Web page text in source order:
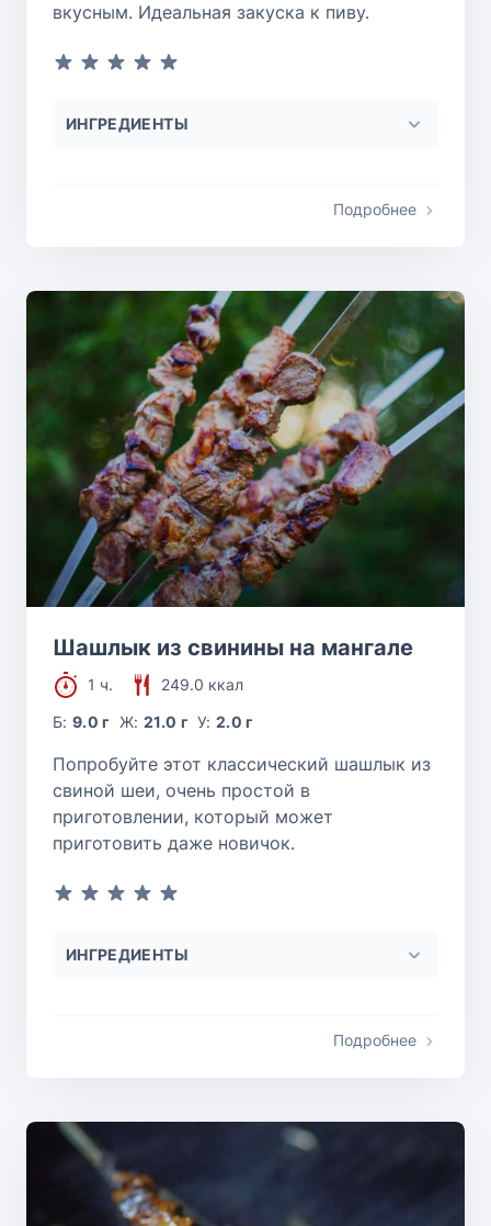
вкусным. Идеальная закуска к пиву.
ИНГРЕДИЕНТЫ
Подробнее
Шашлык из свинины на мангале
1 ч.
249.0 ккал
Б:9.0 г Ж: 21.0 г У:2.0 г
Попробуйте этот классический шашлык из
свиной шеи, очень простой в
приготовлении, который может
приготовить даже новичок.
ИНГРЕДИЕНТЫ
Подробнее